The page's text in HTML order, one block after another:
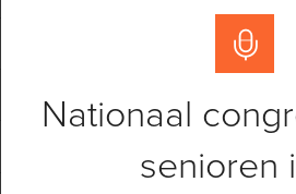
Nationaal
senioren